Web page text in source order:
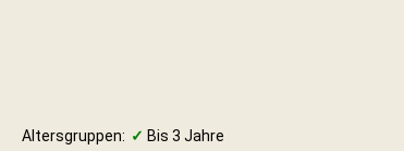
Altersgruppen: ✓ Bis 3 Jahre